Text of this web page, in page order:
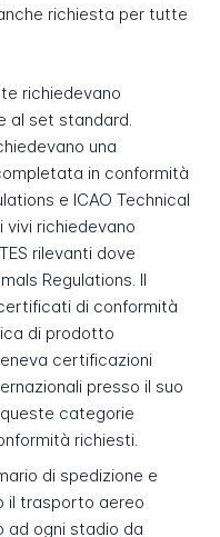
richiesta per tutte
richiedevano
al set standard.
una
in conformità
e ICAO Technical
vivi richiedevano
rilevanti dove
Regulations. Il
di conformità
di prodotto
certificazioni
presso il suo
categorie
richiesti.
di spedizione e
il trasporto aereo
ad ogni stadio da